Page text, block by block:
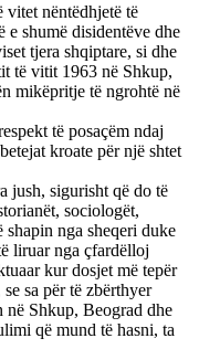
vitet nëntëdhjetë të
e shumë disidentëve dhe
tjera shqiptare, si dhe
të vitit 1963 në Shkup,
mikëpritje të ngrohtë në
të posaçëm ndaj
kroate për një shtet
jush, sigurisht që do të
sociologët,
nga sheqeri duke
liruar nga çfardëlloj
kur dosjet më tepër
sa për të zbërthyer
në Shkup, Beograd dhe
që mund të hasni, ta